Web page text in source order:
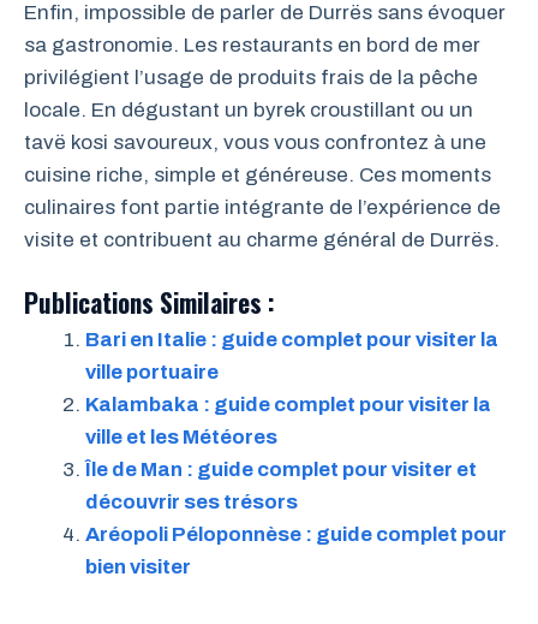
Enfin, impossible de parler de Durrës sans évoquer
sa gastronomie. Les restaurants en bord de mer
privilégient l’usage de produits frais de la pêche
locale. En dégustant un byrek croustillant ou un
tavë kosi savoureux, vous vous confrontez à une
cuisine riche, simple et généreuse. Ces moments
culinaires font partie intégrante de l’expérience de
visite et contribuent au charme général de Durrës.
Publications Similaires :
Bari en Italie : guide complet pour visiter la
ville portuaire
Kalambaka : guide complet pour visiter la
ville et les Météores
Île de Man : guide complet pour visiter et
découvrir ses trésors
Aréopoli Péloponnèse : guide complet pour
bien visiter